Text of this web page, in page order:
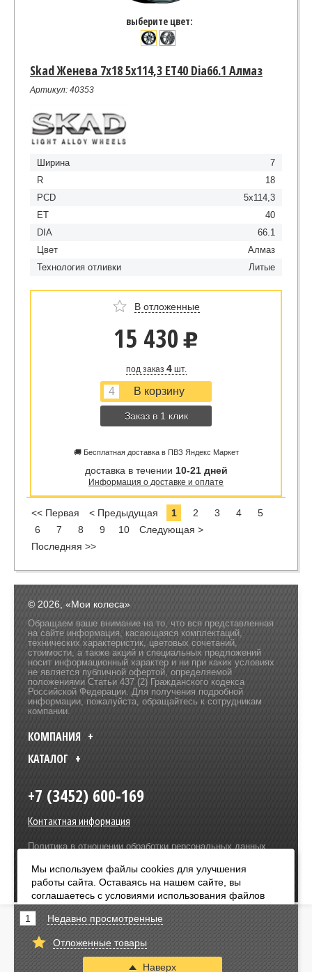
выберите цвет:
Skad Женева 7x18 5x114,3 ET40 Dia66.1 Алмаз
Артикул: 40353
Ширина
7
R
18
PCD
5x114,3
ET
40
DIA
66.1
Цвет
Алмаз
Технология отливки
Литые
В отложенные
15 430 u
под заказ 4шт.
Заказ в 1 клик
🚚 Бесплатная доставка в ПВЗ Яндекс Маркет
доставка в течении 10-21 дней
Информация о доставке и оплате
<< Первая < Предыдущая 1 2 3 4
5
6
7 8 9 10
Следующая >
Последняя >>
© 2026, «Мои колеса»
Обращаем ваше внимание на то, что вся представленная
на сайте информация, касающаяся комплектаций,
технических характеристик, цветовых сочетаний,
стоимости, а также акций и специальных предложений
носит информационный характер и ни при каких условиях
не является публичной офертой, определяемой
положениями Статьи 437 (2) Гражданского кодекса
Российской Федерации. Для получения подробной
информации, пожалуйста, обращайтесь к сотрудникам
компании.
КОМПАНИЯ
Оплата:
КАТАЛОГ
+7 (3452) 600-169
Контактная информация
Политика в отношении обработки персональных данных
1 Недавно просмотренные
Отложенные товары
Наверх
Мы используем файлы cookies для улучшения
работы сайта. Оставаясь на нашем сайте, вы
соглашаетесь с условиями использования файлов
cookies. Чтобы ознакомиться с нашими Положениями
о конфиденциальности и об использовании файлов
cookie,
Я согласен